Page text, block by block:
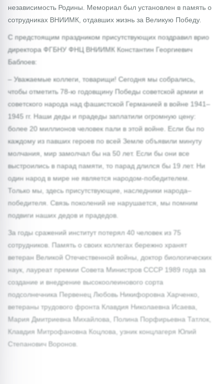
независимость Родины. Мемориал был установлен в память о
сотрудниках ВНИИМК, отдавших жизнь за Великую Победу.
С предстоящим праздником присутствующих поздравил врио
директора ФГБНУ ФНЦ ВНИИМК Константин Георгиевич
Баблоев:
– Уважаемые коллеги, товарищи! Сегодня мы собрались,
чтобы отметить 78-ю годовщину Победы советской армии и
советского народа над фашистской Германией в войне 1941–
1945 гг. Наши деды и прадеды заплатили огромную цену:
более 20 миллионов человек пали в этой войне. Если бы по
каждому из павших героев по всей Земле объявили минуту
молчания, мир замолчал бы на 50 лет. Если бы они все
выстроились в парад памяти, то парад длился бы 19 лет. Ни
один народ в мире не является народом-победителем.
Только мы, здесь присутствующие, наследники народа–
победителя. Связь поколений не нарушается, мы помним
подвиги наших дедов и прадедов.
За годы сражений институт потерял 40 человек из 75
сотрудников. Память о своих коллегах бережно хранят
ветеран Великой Отечественной войны, доктор биологических
наук, лауреат премии Совета Министров СССР 1989 года за
создание и внедрение высокоолеинового сорта
подсолнечника Первенец Любовь Никифоровна Харченко,
ветераны трудового фронта Клавдия Николаевна Исаева,
Мария Дмитриевна Михайлова, Полина Порфирьевна Татлок,
Клавдия Митрофановна Коцлова, узник концлагеря Юлий
Степанович Воронов.